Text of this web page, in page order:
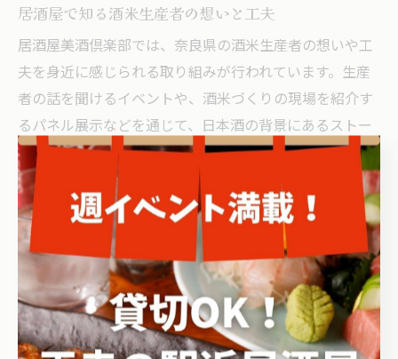
居酒屋で知る酒米生産者の想いと工夫
居酒屋美酒倶楽部では、奈良県の酒米生産者の想いや工
夫を身近に感じられる取り組みが行われています。生産
者の話を聞けるイベントや、酒米づくりの現場を紹介す
るパネル展示などを通じて、日本酒の背景にあるストー
リーを知ることができます。こうした情報は、ただ飲む
だけでなく、日本酒や酒米への理解と親しみを深めるき
っかけとなります。
また、酒米の品質や栽培方法にこだわる生産者の努力
は、最終的な日本酒の味にも大きく影響します。例え
ば、減農薬や有機栽培に取り組む農家の酒米を使用した
日本酒は、安心感や環境への配慮も感じられます。生産
者の想いを知ることで、居酒屋での日本酒体験が一層豊